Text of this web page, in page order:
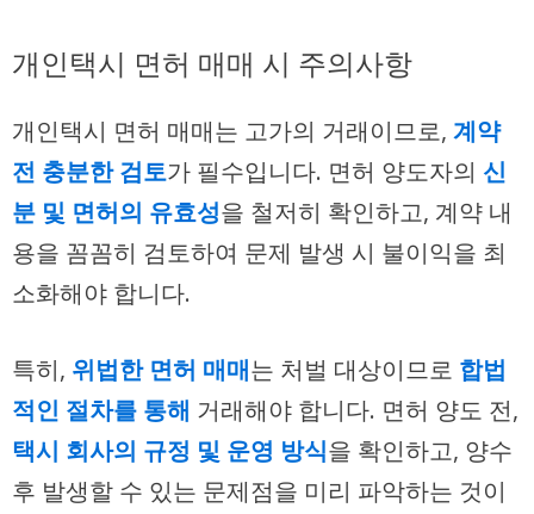
개인택시 면허 매매 시 주의사항
개인택시 면허 매매는 고가의 거래이므로, 계약
전 충분한 검토가 필수입니다. 면허 양도자의 신
분 및 면허의 유효성을 철저히 확인하고, 계약 내
용을 꼼꼼히 검토하여 문제 발생 시 불이익을 최
소화해야 합니다.
특히, 위법한 면허 매매는 처벌 대상이므로 합법
적인 절차를 통해 거래해야 합니다. 면허 양도 전,
택시 회사의 규정 및 운영 방식을 확인하고, 양수
후 발생할 수 있는 문제점을 미리 파악하는 것이